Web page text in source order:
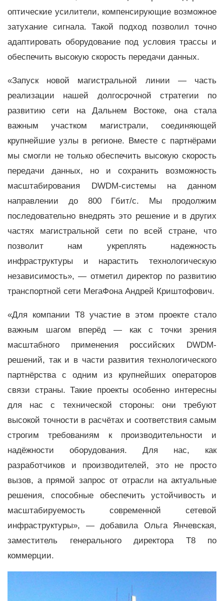
оптические усилители, компенсирующие возможное
затухание сигнала. Такой подход позволил точно
адаптировать оборудование под условия трассы и
обеспечить высокую скорость передачи данных.
«Запуск новой магистральной линии — часть
реализации нашей долгосрочной стратегии по
развитию сети на Дальнем Востоке, она стала
важным участком магистрали, соединяющей
крупнейшие узлы в регионе. Вместе с партнёрами
мы смогли не только обеспечить высокую скорость
передачи данных, но и сохранить возможность
масштабирования DWDM-системы на данном
направлении до 800 Гбит/с. Мы продолжим
последовательно внедрять это решение и в других
частях магистральной сети по всей стране, что
позволит нам укреплять надежность
инфраструктуры и нарастить технологическую
независимость», — отметил директор по развитию
транспортной сети МегаФона Андрей Криштофович.
«Для компании Т8 участие в этом проекте стало
важным шагом вперёд — как с точки зрения
масштабного применения российских DWDM-
решений, так и в части развития технологического
партнёрства с одним из крупнейших операторов
связи страны. Такие проекты особенно интересны
для нас с технической стороны: они требуют
высокой точности в расчётах и соответствия самым
строгим требованиям к производительности и
надёжности оборудования. Для нас, как
разработчиков и производителей, это не просто
вызов, а прямой запрос от отрасли на актуальные
решения, способные обеспечить устойчивость и
масштабируемость современной сетевой
инфраструктуры», — добавила Ольга Янчевская,
заместитель генерального директора Т8 по
коммерции.